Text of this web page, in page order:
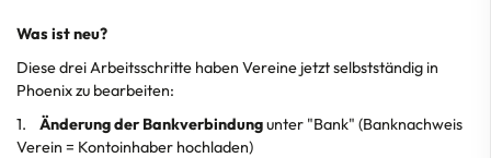
Was ist neu?
Diese drei Arbeitsschritte haben Vereine jetzt selbstständig in
Phoenix zu bearbeiten:
1. Änderung der Bankverbindungunter "Bank" (Banknachweis
Verein = Kontoinhaber hochladen)